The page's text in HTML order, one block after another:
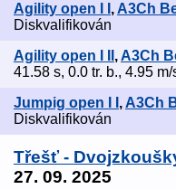
Agility open I I , A3Ch
Diskvalifikován
Agility open I II ,A3Ch
41.58 s, 0.0 tr. b., 4.95 m/
Jumpig open I I , A3Ch
Diskvalifikován
Třešť -
27. 09. 2025